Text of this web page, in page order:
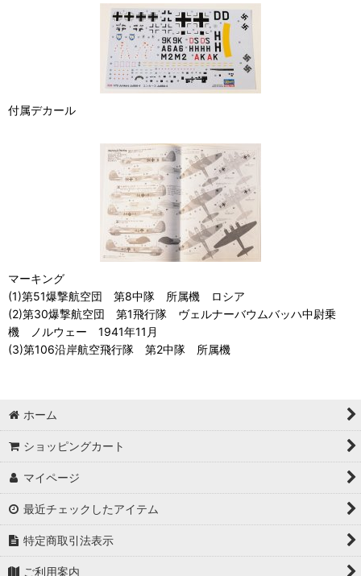
付属デカール
マーキング
(1)第51爆撃航空団 第8中隊 所属機 ロシア
(2)第30爆撃航空団 第1飛行隊 ヴェルナーバウムバッハ中尉乗
機 ノルウェー 1941年11月
(3)第106沿岸航空飛行隊 第2中隊 所属機
ホーム
ショッピングカート
マイページ
最近チェックしたアイテム
特定商取引法表示
ご利用案内